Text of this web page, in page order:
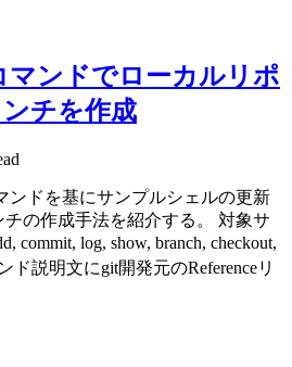
マンドでローカルリポ
チを作成
ンドを基にサンプルシェルの更新
の作成手法を紹介する。 対象サ
commit, log, show, branch, checkout,
説明文にgit開発元のReferenceリ